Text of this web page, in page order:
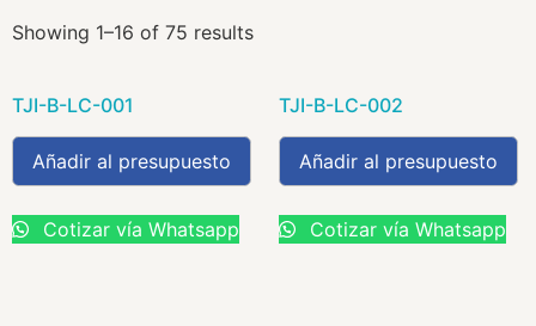
Showing 1–16 of 75 results
TJI-B-LC-001
Añadir al presupuesto
Cotizar vía Whatsapp
TJI-B-LC-002
Añadir al presupuesto
Cotizar vía Whatsapp